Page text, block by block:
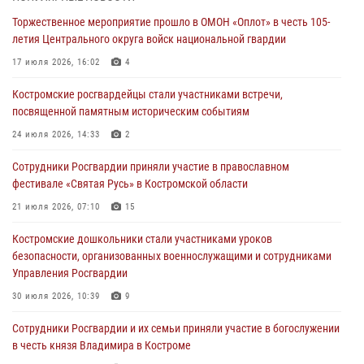
Состоялась рабочая встреча директора Росгвардии Героя России
генерала армии Виктора Золотова с заместителем полномочного
представителя Президента Российской Федерации в Северо-
31 июля 2026, 07:08 4
Росгвардейцы знакомят костромичей со службой в ведомстве
Костромские дошкольники стали участниками уроков
безопасности, организованных военнослужащими и сотрудниками
30 июля 2026, 10:39 9
Костромичи активно используют портал «Единых государственных
услуг» для получения услуг по линии Росгвардии
Торжественное мероприятие прошло в ОМОН «Оплот» в честь 105-
летия Центрального округа войск национальной гвардии
17 июля 2026, 16:02 4
Костромские росгвардейцы стали участниками встречи,
посвященной памятным историческим событиям
24 июля 2026, 14:33 2
Сотрудники Росгвардии приняли участие в православном
фестивале «Святая Русь» в Костромской области
21 июля 2026, 07:10 15
Костромские дошкольники стали участниками уроков
безопасности, организованных военнослужащими и сотрудниками
Управления Росгвардии
30 июля 2026, 10:39 9
Cотрудники Росгвардии и их семьи приняли участие в богослужении
в честь князя Владимира в Костроме